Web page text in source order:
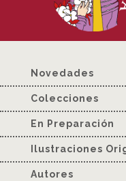
Novedades
Colecciones
En Preparación
Ilustraciones
Autores